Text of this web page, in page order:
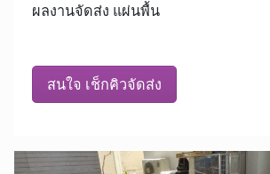
ผลงานจัดส่ง แผ่นพื้น
สนใจ เช็กคิวจัดส่ง